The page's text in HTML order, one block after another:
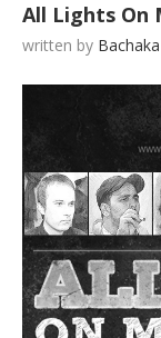
All Lights On
written by Bachaka